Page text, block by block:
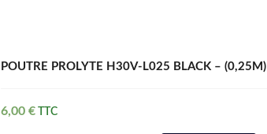
POUTRE PROLYTE H30V-L025 BLACK – (0,25M)
6,00 €